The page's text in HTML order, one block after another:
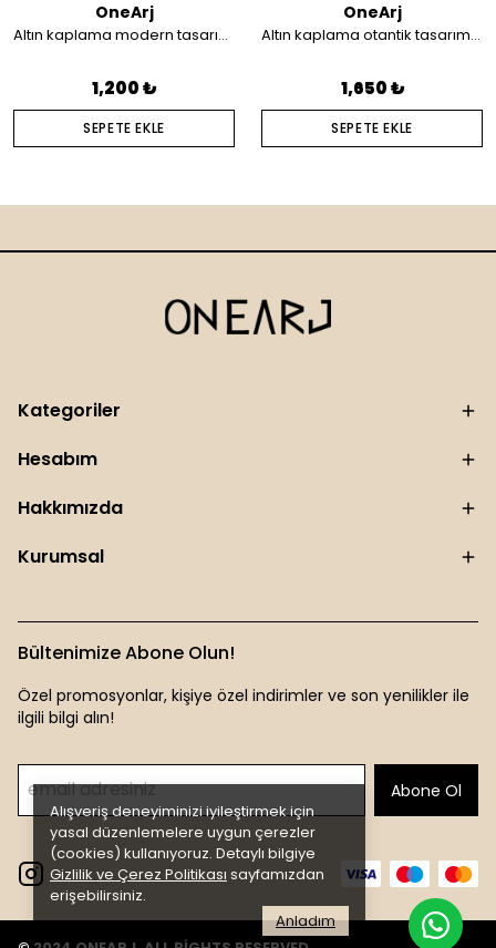
Alışveriş deneyiminizi iyileştirmek için
yasal düzenlemelere uygun çerezler
(cookies) kullanıyoruz. Detaylı bilgiye
Gizlilik ve Çerez Politikası sayfamızdan
erişebilirsiniz.
Anladım
OneArj
Altın kaplama modern tasarım küpe
1,200 ₺
SEPETE EKLE
OneArj
Altın kaplama otantik tasarım saç aksesuarı
1,650 ₺
SEPETE EKLE
Kategoriler
Hesabım
Hakkımızda
Kurumsal
Bültenimize Abone Olun!
Özel promosyonlar, kişiye özel indirimler ve son yenilikler ile
ilgili bilgi alın!
Abone Ol